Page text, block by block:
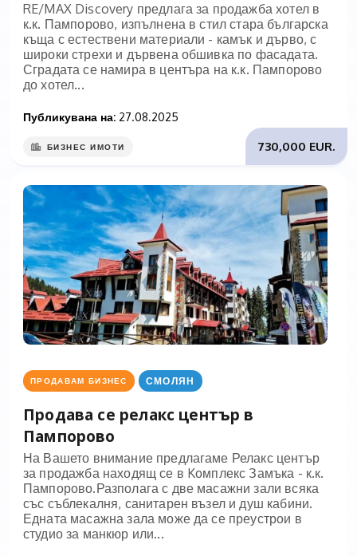
RE/MAX Discovery предлага за продажба хотел в
к.к. Пампорово, изпълнена в стил стара българска
къща с естествени материали - камък и дърво, с
широки стрехи и дървена обшивка по фасадата.
Сградата се намира в центъра на к.к. Пампорово
до хотел...
Публикувана на: 27.08.2025
730,000 EUR.
БИЗНЕС ИМОТИ
ПРОДАВАМ БИЗНЕС СМОЛЯН
Продава се релакс център в
Пампорово
На Вашето внимание предлагаме Релакс център
за продажба находящ се в Kомплекс Замъка - к.к.
Пампорово.Разполага с две масажни зали всяка
със съблекалня, санитарен възел и душ кабини.
Едната масажна зала може да се преустрои в
студио за манкюр или...